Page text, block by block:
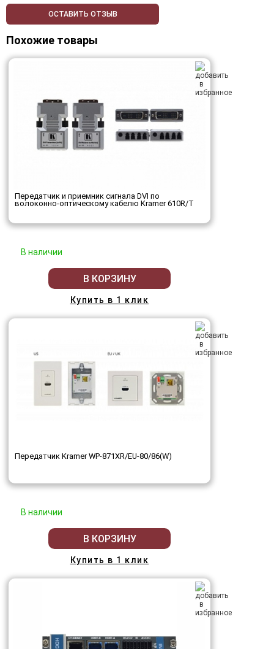
ОСТАВИТЬ ОТЗЫВ
Похожие товары
Передатчик и приемник сигнала DVI по
волоконно-оптическому кабелю Kramer 610R/T
В наличии
В КОРЗИНУ
Купить в 1 клик
Передатчик Kramer WP-871XR/EU-80/86(W)
В наличии
В КОРЗИНУ
Купить в 1 клик